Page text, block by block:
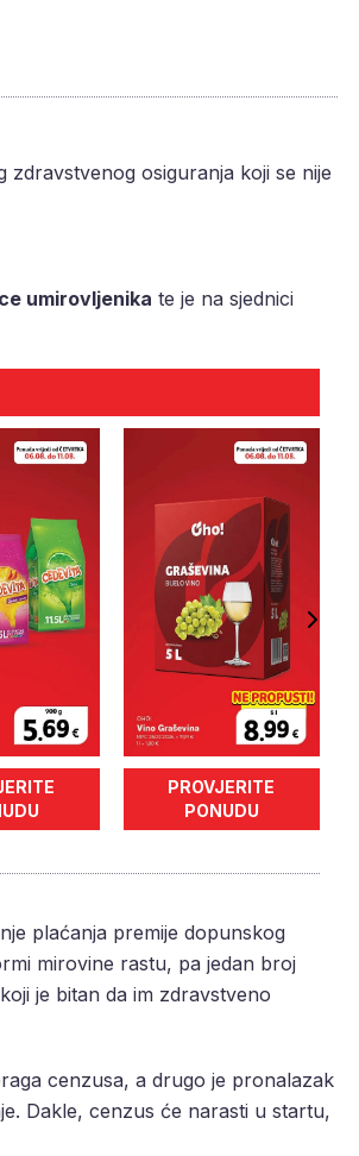
zdravstvenog osiguranja koji se nije
umirovljenika te je na sjednici
PROVJERITE
PONUDU
plaćanja premije dopunskog
mirovine rastu, pa jedan broj
je bitan da im zdravstveno
cenzusa, a drugo je pronalazak
Dakle, cenzus će narasti u startu,